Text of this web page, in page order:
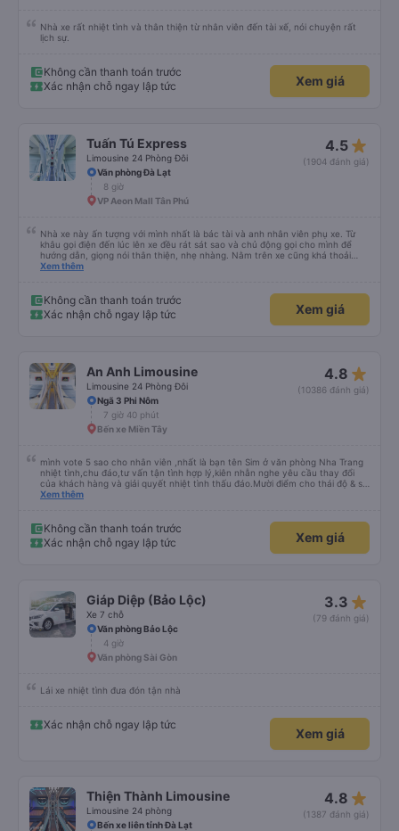
Nhà xe rất nhiệt tình và thân thiện từ nhân viên đến tài xế, nói chuyện rất
lịch sự.
Không cần thanh toán trước
Xác nhận chỗ ngay lập tức
Xem giá
Tuấn Tú Express
Limousine 24 Phòng Đôi
4.5 star_rate
(1904 đánh giá)
Văn phòng Đà Lạt
8 giờ
VP Aeon Mall Tân Phú
Nhà xe này ấn tượng với mình nhất là bác tài và anh nhân viên phụ xe. Từ
khâu gọi điện đến lúc lên xe đều rát sát sao và chủ động gọi cho mình để
hướng dẫn, giọng nói thân thiện, nhẹ nhàng. Nằm trên xe cũng khá thoải
mái, chăn nệm nước suối đầy đủ. Chuyến xe của mình hầu hết là các cô bác
nhưng các anh hướng dẫn mình xuống ở đây không có ma nào dám chở đâu
( vì đây là địa bàn của thế lực xe ôm ngầm, dân chơi cỏ kẹo ke...) Và thế là
mình được chở xuống Ngã 3 thành , nơi sáng sủa an toàn hơn. Một Chuyến
Xem thêm
Không cần thanh toán trước
Xác nhận chỗ ngay lập tức
Xem giá
An Anh Limousine
Limousine 24 Phòng Đôi
4.8 star_rate
(10386 đánh giá)
Ngã 3 Phi Nôm
7 giờ 40 phút
Bến xe Miền Tây
mình vote 5 sao cho nhân viên ,nhất là bạn tên Sim ở văn phòng Nha Trang
nhiệt tình,chu đáo,tư vấn tận tình hợp lý,kiên nhẫn nghe yêu cầu thay đổi
của khách hàng và giải quyết nhiệt tình thấu đáo.Mười điểm cho thái độ & sự
chuyên nghiệp của bạn Sim. Mình ấn tượng với bạn Sim và có hỏi thăm tài xế
chuyện nhẹ nhàng và rất ok,Về thái độ nhân viên &tài xế thì mình chắc chắn
ăn đứt các hãng xe dịch vụ hiện nay. Chất lượng dịch vụ trong xe cũng có
nhỉnh hơn các hãng khác về thái độ bác tài & xe tương đối ok so với hãng
mình cứ phải mang cái mền mỏng để lót nằm. Chúc hãng xe luôn suôn sẻ
,thượng lộ bình an Hẹn gặp lại chuyến 5 giờ sáng mai
Xem thêm
Không cần thanh toán trước
Xác nhận chỗ ngay lập tức
Xem giá
Giáp Diệp (Bảo Lộc)
Xe 7 chỗ
3.3 star_rate
(79 đánh giá)
Văn phòng Bảo Lộc
4 giờ
Văn phòng Sài Gòn
Lái xe nhiệt tình đưa đón tận nhà
Xác nhận chỗ ngay lập tức
Xem giá
Thiện Thành Limousine
Limousine 24 phòng
4.8 star_rate
(1387 đánh giá)
Bến xe liên tỉnh Đà Lạt